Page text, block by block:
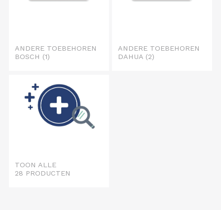
ANDERE TOEBEHOREN
BOSCH (1)
ANDERE TOEBEHOREN
DAHUA (2)
TOON ALLE
28 PRODUCTEN